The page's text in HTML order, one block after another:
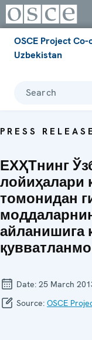
OSCE Project
Uzbekistan
Search
PRESS RELEASE
ЕХҲТнинг
лойиҳалари
томонидан
айланишига
Date: 25 March
Source: OSCE